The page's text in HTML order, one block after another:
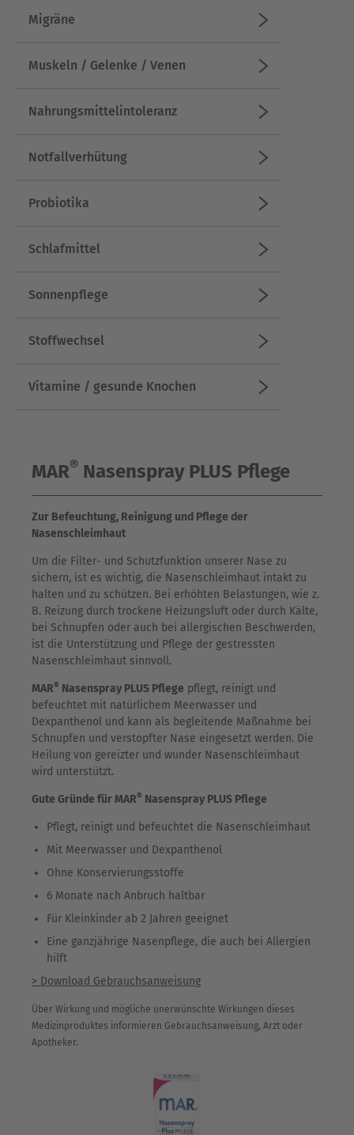
Migräne
Muskeln / Gelenke / Venen
Nahrungsmittelintoleranz
Notfallverhütung
Probiotika
Schlafmittel
Sonnenpflege
Stoffwechsel
Vitamine / gesunde Knochen
MAR® Nasenspray PLUS Pflege
Zur Befeuchtung, Reinigung und Pflege der
Nasenschleimhaut
Um die Filter- und Schutzfunktion unserer Nase zu
sichern, ist es wichtig, die Nasenschleimhaut intakt zu
halten und zu schützen. Bei erhöhten Belastungen, wie z.
B. Reizung durch trockene Heizungsluft oder durch Kälte,
bei Schnupfen oder auch bei allergischen Beschwerden,
ist die Unterstützung und Pflege der gestressten
Nasenschleimhaut sinnvoll.
MAR® Nasenspray PLUS Pflege pflegt, reinigt und
befeuchtet mit natürlichem Meerwasser und
Dexpanthenol und kann als begleitende Maßnahme bei
Schnupfen und verstopfter Nase eingesetzt werden. Die
Heilung von gereizter und wunder Nasenschleimhaut
wird unterstützt.
Gute Gründe für MAR® Nasenspray PLUS Pflege
Pflegt, reinigt und befeuchtet die Nasenschleimhaut
Mit Meerwasser und Dexpanthenol
Ohne Konservierungsstoffe
6 Monate nach Anbruch haltbar
Für Kleinkinder ab 2 Jahren geeignet
Eine ganzjährige Nasenpflege, die auch bei Allergien
hilft
> Download Gebrauchsanweisung
Über Wirkung und mögliche unerwünschte Wirkungen dieses
Medizinproduktes informieren Gebrauchsanweisung, Arzt oder
Apotheker.